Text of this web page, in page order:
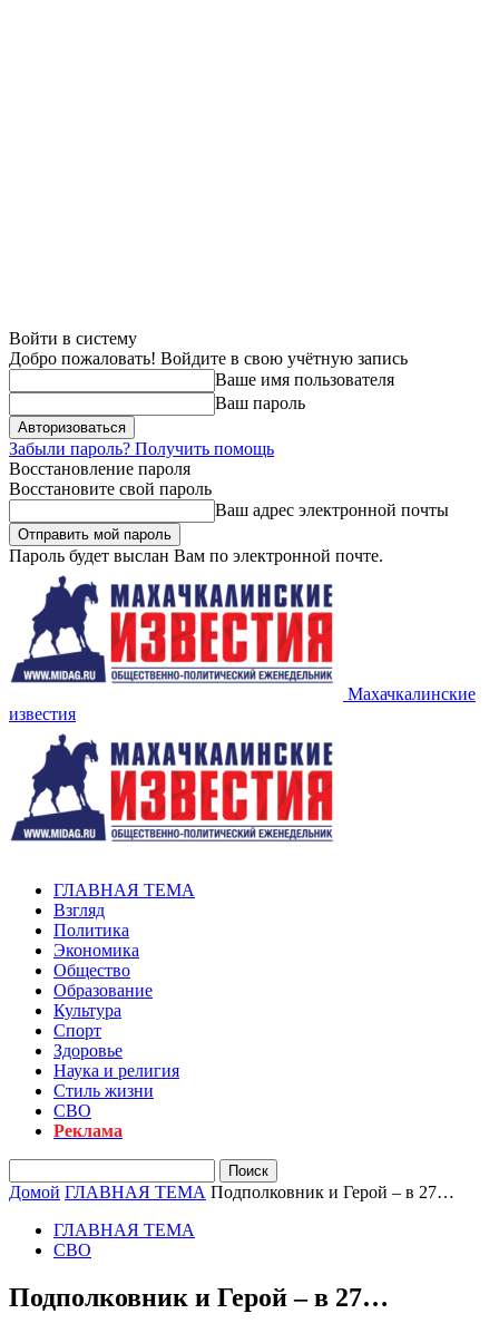
Войти в систему
Добро пожаловать! Войдите в свою учётную запись
Ваше имя пользователя
Ваш пароль
Забыли пароль? Получить помощь
Восстановление пароля
Восстановите свой пароль
Ваш адрес электронной почты
Пароль будет выслан Вам по электронной почте.
Махачкалинские
известия
ГЛАВНАЯ ТЕМА
Взгляд
Политика
Экономика
Общество
Образование
Культура
Спорт
Здоровье
Наука и религия
Стиль жизни
СВО
Реклама
Домой ГЛАВНАЯ ТЕМА Подполковник и Герой – в 27…
ГЛАВНАЯ ТЕМА
СВО
Подполковник и Герой – в 27…